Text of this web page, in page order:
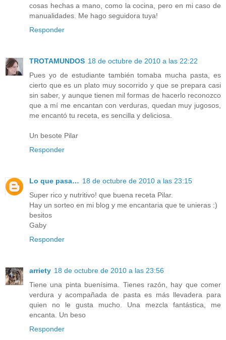
cosas hechas a mano, como la cocina, pero en mi caso de
manualidades. Me hago seguidora tuya!
Responder
TROTAMUNDOS 18 de octubre de 2010 a las 22:22
Pues yo de estudiante también tomaba mucha pasta, es
cierto que es un plato muy socorrido y que se prepara casi
sin saber, y aunque tienen mil formas de hacerlo reconozco
que a mí me encantan con verduras, quedan muy jugosos,
me encantó tu receta, es sencilla y deliciosa.
Un besote Pilar
Responder
Lo que pasa… 18 de octubre de 2010 a las 23:15
Super rico y nutritivo! que buena receta Pilar.
Hay un sorteo en mi blog y me encantaria que te unieras :)
besitos
Gaby
Responder
arriety 18 de octubre de 2010 a las 23:56
Tiene una pinta buenísima. Tienes razón, hay que comer
verdura y acompañada de pasta es más llevadera para
quien no le gusta mucho. Una mezcla fantástica, me
encanta. Un beso
Responder